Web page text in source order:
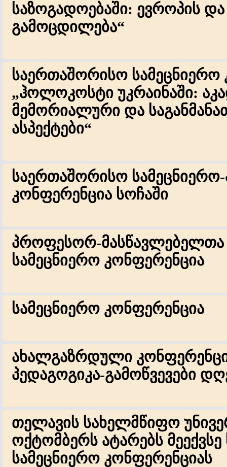
საზოგადოებაში: ევროპის და
გამოცდილება“
საერთაშორისო სამეცნიერო
„ჰოლოკოსტი უკრაინაში:
მემორიალური და
ასპექტები“
საერთაშორისო
კონფერენცია სოჩაში
პროფესორ-
სამეცნიერო კონფერენცია
სამეცნიერო კონფერენცია
ახალგაზრდული
პედაგოგიკა-გამოწვევები
თელავის სახელმწიფო
ოქტომბერს ატარებს
სამეცნიერო კონფერენციას